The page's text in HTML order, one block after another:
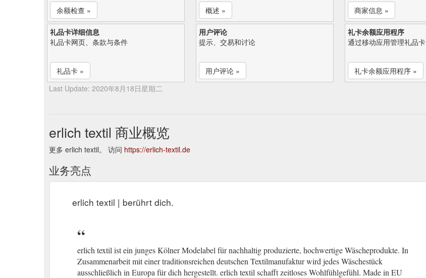
余额检查 » 概述 » 商家信息 »
礼品卡详细信息
礼品卡网页、条款与条件
礼品卡 »
用户评论
提示、交易和讨论
用户评论 »
礼卡余额应用程序
通过移动应用管理礼品卡
礼卡余额应用程序 »
Last Update: 2020年8月18日星期二
erlich textil 商业概览
更多 erlich textil。 访问 https://erlich-textil.de
业务亮点
erlich textil | berührt dich.
erlich textil ist ein junges Kölner Modelabel für nachhaltig produzierte, hochwertige Wäscheprodukte. In
Zusammenarbeit mit einer traditionsreichen deutschen Textilmanufaktur wird jedes Wäschestück
ausschließlich in Europa für dich hergestellt. erlich textil schafft zeitloses Wohlfühlgefühl. Made in EU